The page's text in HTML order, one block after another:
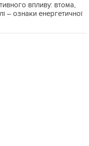
впливу: втома,
– ознаки енергетичної